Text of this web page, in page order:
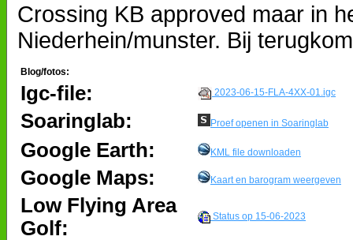
Crossing KB approved maar in
Niederhein/munster. Bij
Blog/fotos:
Igc-file: 2023-06-15-FLA-4XX-01.igc
Soaringlab: Proef openen in Soaringlab
Google Earth: KML file downloaden
Google Maps: Kaart en barogram weergeven
Low Flying Area
Golf:
Status op 15-06-2023